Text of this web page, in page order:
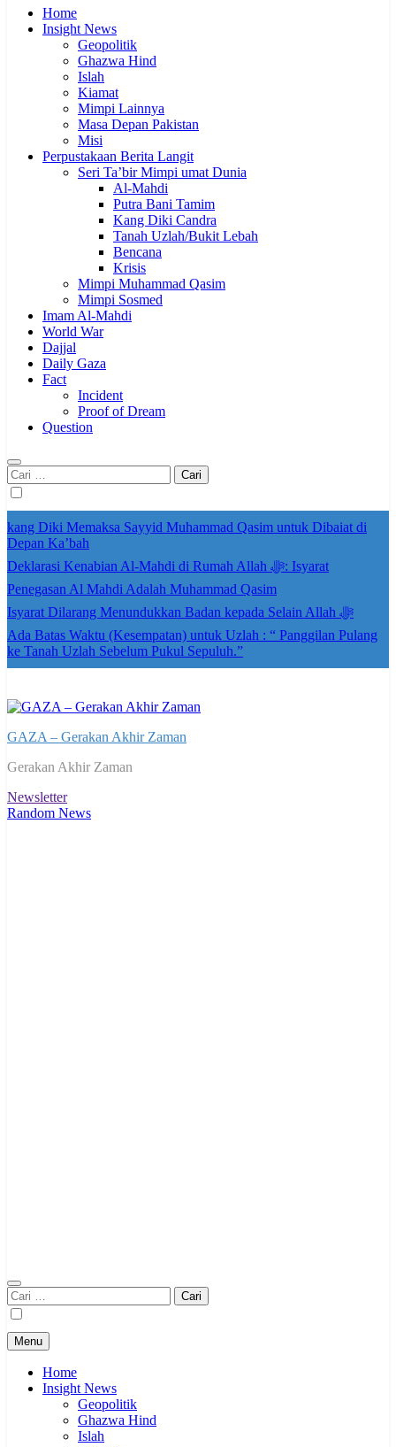
Home
Insight News
Geopolitik
Ghazwa Hind
Islah
Kiamat
Mimpi Lainnya
Masa Depan Pakistan
Misi
Perpustakaan Berita Langit
Seri Ta’bir Mimpi umat Dunia
Al-Mahdi
Putra Bani Tamim
Kang Diki Candra
Tanah Uzlah/Bukit Lebah
Bencana
Krisis
Mimpi Muhammad Qasim
Mimpi Sosmed
Imam Al-Mahdi
World War
Dajjal
Daily Gaza
Fact
Incident
Proof of Dream
Question
Cari
untuk:
kang Diki Memaksa Sayyid Muhammad Qasim untuk Dibaiat di
Depan Ka’bah
Deklarasi Kenabian Al-Mahdi di Rumah Allah ﷻ: Isyarat
Penegasan Al Mahdi Adalah Muhammad Qasim
Isyarat Dilarang Menundukkan Badan kepada Selain Allah ﷻ
Ada Batas Waktu (Kesempatan) untuk Uzlah : “ Panggilan Pulang
ke Tanah Uzlah Sebelum Pukul Sepuluh.”
GAZA – Gerakan Akhir Zaman
Gerakan Akhir Zaman
Newsletter
Random News
Cari
untuk:
Menu
Home
Insight News
Geopolitik
Ghazwa Hind
Islah